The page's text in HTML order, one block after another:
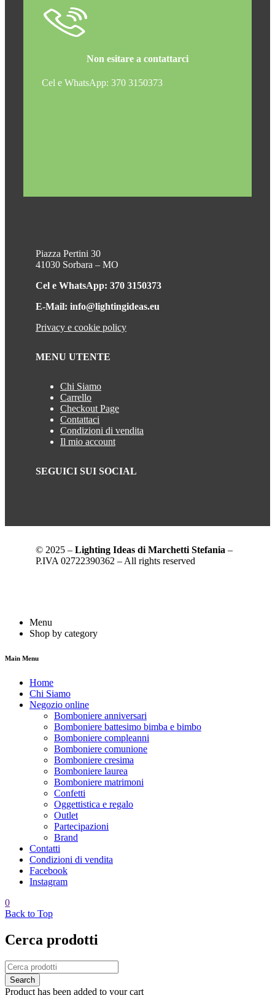
Non esitare a contattarci
Cel e WhatsApp: 370 3150373
Piazza Pertini 30
41030 Sorbara – MO
Cel e WhatsApp: 370 3150373
E-Mail: info@lightingideas.eu
Privacy e cookie policy
MENU UTENTE
Chi Siamo
Carrello
Checkout Page
Contattaci
Condizioni di vendita
Il mio account
SEGUICI SUI SOCIAL
© 2025 – Lighting Ideas di Marchetti Stefania –
P.IVA 02722390362 – All rights reserved
Menu
Shop by category
Main Menu
Home
Chi Siamo
Negozio online
Bomboniere anniversari
Bomboniere battesimo bimba e bimbo
Bomboniere compleanni
Bomboniere comunione
Bomboniere cresima
Bomboniere laurea
Bomboniere matrimoni
Confetti
Oggettistica e regalo
Outlet
Partecipazioni
Brand
Contatti
Condizioni di vendita
Facebook
Instagram
0
Back to Top
Cerca prodotti
Product has been added to your cart